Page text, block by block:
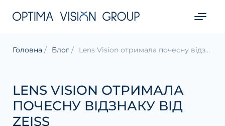
Головна Блог Lens Vision отримала почесну відзнаку від ZEISS
LENS VISION ОТРИМАЛА
ПОЧЕСНУ ВІДЗНАКУ ВІД
ZEISS